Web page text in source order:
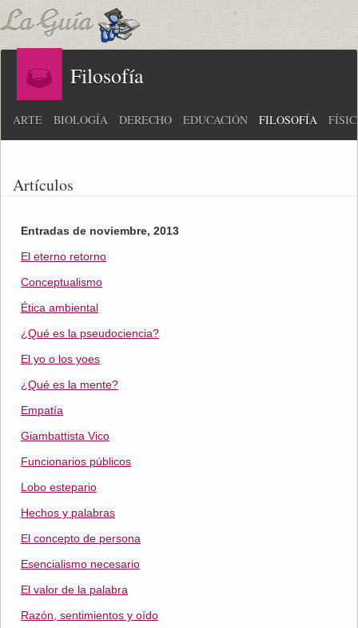
Filosofía
ARTE BIOLOGÍA DERECHO EDUCACIÓN FILOSOFÍA
Artículos
Entradas de noviembre, 2013
El eterno retorno
Conceptualismo
Ética ambiental
¿Qué es la pseudociencia?
El yo o los yoes
¿Qué es la mente?
Empatía
Giambattista Vico
Funcionarios públicos
Lobo estepario
Hechos y palabras
El concepto de persona
Esencialismo necesario
El valor de la palabra
Razón, sentimientos y oído